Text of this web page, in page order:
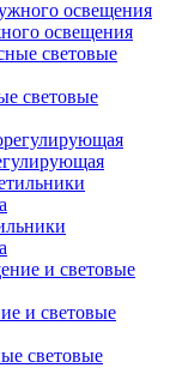
освещения
световые
и световые